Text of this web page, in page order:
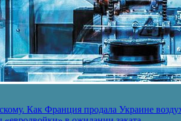
Как Франция продала Украине